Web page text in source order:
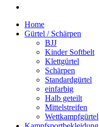
Home
Gürtel / Schärpen
BJJ
Kinder Softbelt
Klettgürtel
Schärpen
Standardgürtel
einfarbig
Halb geteilt
Mittelstreifen
Wettkampfgürtel